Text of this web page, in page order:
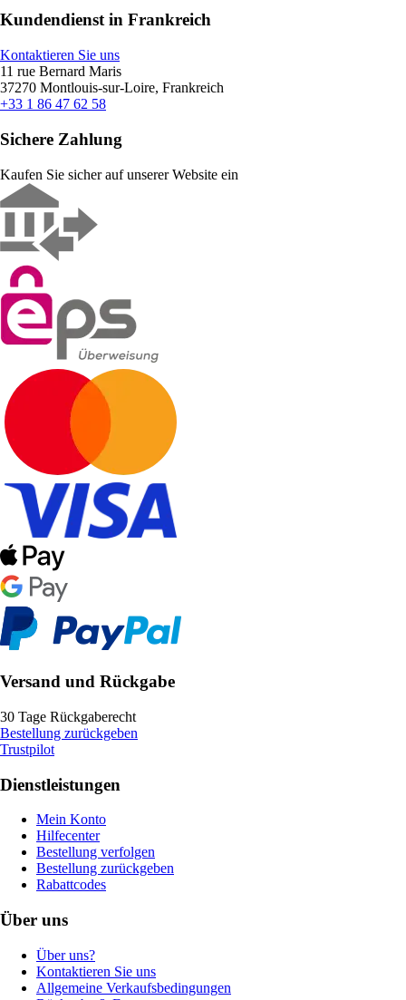
Kundendienst in Frankreich
Kontaktieren Sie uns
11 rue Bernard Maris
37270 Montlouis-sur-Loire, Frankreich
+33 1 86 47 62 58
Sichere Zahlung
Kaufen Sie sicher auf unserer Website ein
Versand und Rückgabe
30 Tage Rückgaberecht
Bestellung zurückgeben
Trustpilot
Dienstleistungen
Mein Konto
Hilfecenter
Bestellung verfolgen
Bestellung zurückgeben
Rabattcodes
Über uns
Über uns?
Kontaktieren Sie uns
Allgemeine Verkaufsbedingungen